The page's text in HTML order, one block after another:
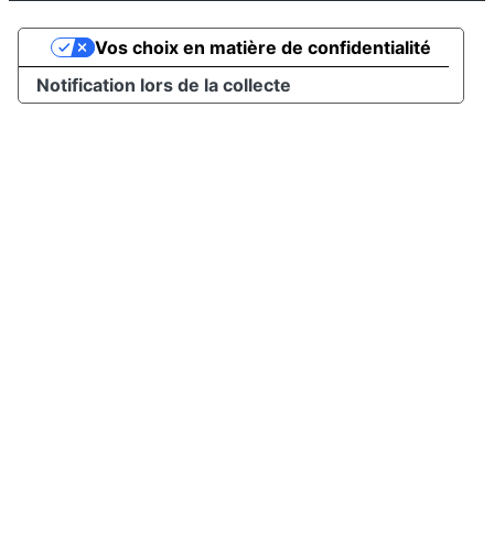
Notification lors de la collecte
Vos choix en matière de confidentialité